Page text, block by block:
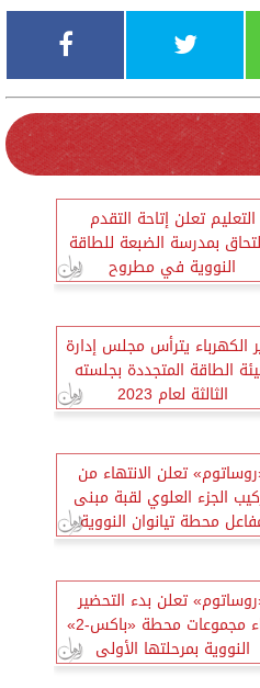
التعليم تعلن إتاحة التقدم
بمدرسة الضبعة للطاقة
النووية في مطروح
الكهرباء يترأس مجلس إدارة
الطاقة المتجددة بجلسته
الثالثة لعام 2023
تعلن الانتهاء من
الجزء العلوي لقبة مبنى
محطة تيانوان النووية
تعلن بدء التحضير
لبناء مجموعات محطة «باكس-2»
النووية بمرحلتها الأولى